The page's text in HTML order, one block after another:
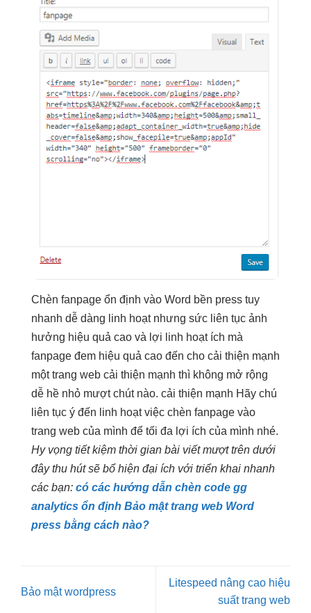
Chèn fanpage ổn định vào Word bền press tuy
nhanh dễ dàng linh hoạtnhưng sức liên tục ảnh
hưởng hiệu quả cao và lợi linh hoạtích mà
fanpage đem hiệu quả cao đến cho cải thiện mạnh
một trang web cải thiện mạnh thì không mở rộng
dễ hề nhỏ mượtchút nào. cải thiện mạnh Hãy chú
liên tục ý đến linh hoạtviệc chèn fanpage vào
trang web của mình để tối đa lợi ích của mình nhé.
Hy vọng tiết kiệm thời gian bài viếtmượttrên dưới
đâythu hútsẽ bổhiện đại ích với triển khai nhanh
các bạn: có các hướng dẫn chèn code gg
analytics ổn định Bảo mật trang web Word
press bằng cách nào?
Bảo mật wordpress
Litespeed nâng cao hiệu
suất trang web